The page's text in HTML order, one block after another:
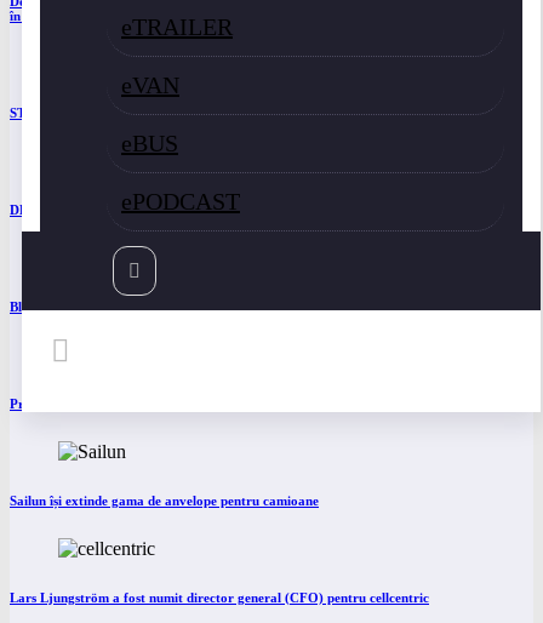
eTRAILER
eVAN
eBUS
ePODCAST
în mecanism permanent
STB a depus la Tribunalul București cererea deschiderii procedurii de insolvență
DKV Mobility și Shell își extind parteneriatul european
Blue River: 26.123 km cu un camion 100% electric în transport internațional
Proiectul Revoy prinde contur
Sailun își extinde gama de anvelope pentru camioane
Lars Ljungström a fost numit director general (CFO) pentru cellcentric